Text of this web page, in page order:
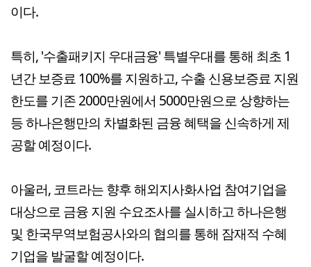
이다.
특히, '수출패키지 우대금융' 특별우대를 통해 최초 1
년간 보증료 100%를 지원하고, 수출 신용보증료 지원
한도를 기존 2000만원에서 5000만원으로 상향하는
등 하나은행만의 차별화된 금융 혜택을 신속하게 제
공할 예정이다.
아울러, 코트라는 향후 해외지사화사업 참여기업을
대상으로 금융 지원 수요조사를 실시하고 하나은행
및 한국무역보험공사와의 협의를 통해 잠재적 수혜
기업을 발굴할 예정이다.